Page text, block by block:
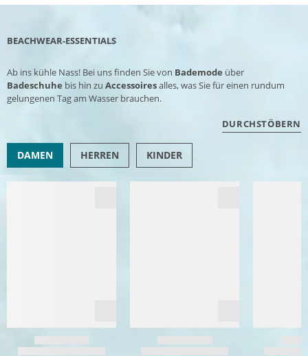
BEACHWEAR-ESSENTIALS
Ab ins kühle Nass! Bei uns finden Sie von Bademode über
Badeschuhe bis hin zu Accessoiresalles, was Sie für einen rundum
gelungenen Tag am Wasser brauchen.
DURCHSTÖBERN
DAMEN HERREN KINDER